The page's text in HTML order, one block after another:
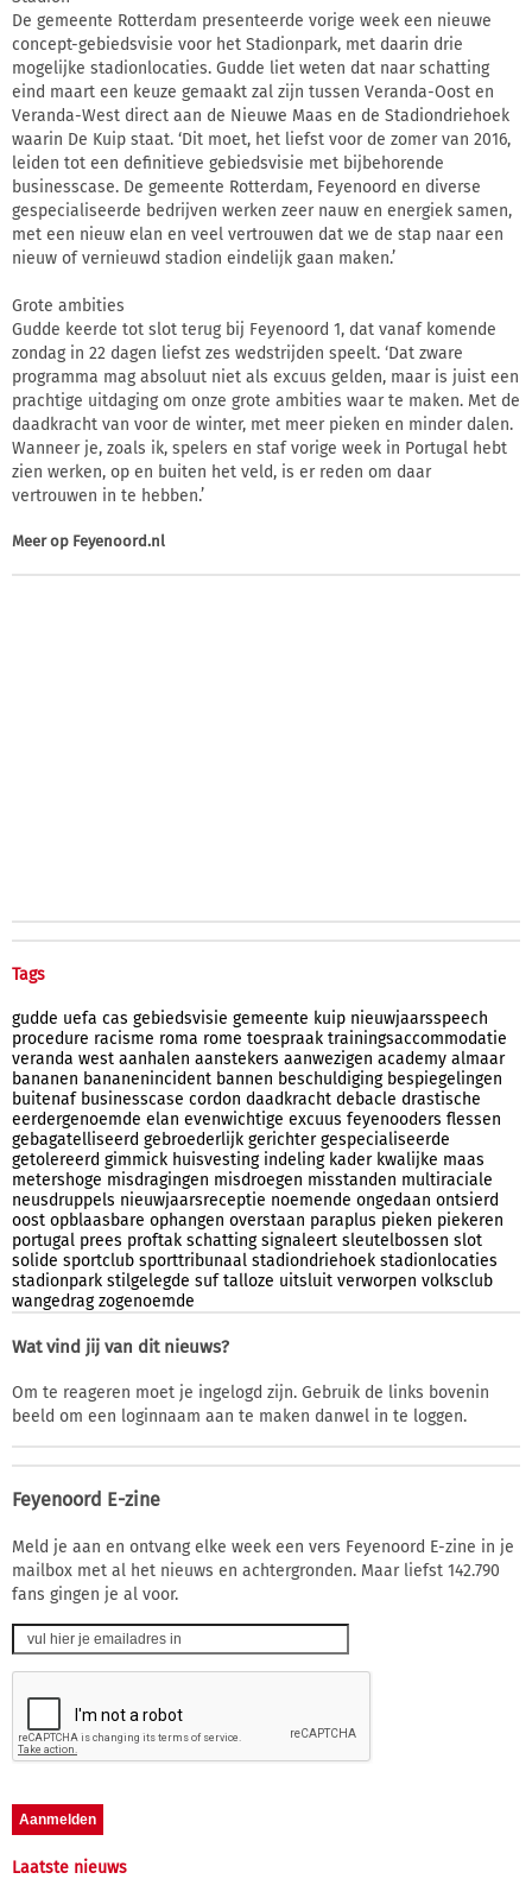
De gemeente Rotterdam presenteerde vorige week een nieuwe
concept-gebiedsvisie voor het Stadionpark, met daarin drie
mogelijke stadionlocaties. Gudde liet weten dat naar schatting
eind maart een keuze gemaakt zal zijn tussen Veranda-Oost en
Veranda-West direct aan de Nieuwe Maas en de Stadiondriehoek
waarin De Kuip staat. ‘Dit moet, het liefst voor de zomer van 2016,
leiden tot een definitieve gebiedsvisie met bijbehorende
businesscase. De gemeente Rotterdam, Feyenoord en diverse
gespecialiseerde bedrijven werken zeer nauw en energiek samen,
met een nieuw elan en veel vertrouwen dat we de stap naar een
nieuw of vernieuwd stadion eindelijk gaan maken.’
Grote ambities
Gudde keerde tot slot terug bij Feyenoord 1, dat vanaf komende
zondag in 22 dagen liefst zes wedstrijden speelt. ‘Dat zware
programma mag absoluut niet als excuus gelden, maar is juist een
prachtige uitdaging om onze grote ambities waar te maken. Met de
daadkracht van voor de winter, met meer pieken en minder dalen.
Wanneer je, zoals ik, spelers en staf vorige week in Portugal hebt
zien werken, op en buiten het veld, is er reden om daar
vertrouwen in te hebben.’
Meer op Feyenoord.nl
Tags
gudde uefa cas gebiedsvisie gemeente kuip nieuwjaarsspeech
procedure racisme roma rome toespraak trainingsaccommodatie
veranda west aanhalen aanstekers aanwezigen academy almaar
bananen bananenincident bannen beschuldiging bespiegelingen
buitenaf businesscase cordon daadkracht debacle drastische
eerdergenoemde elan evenwichtige excuus feyenooders flessen
gebagatelliseerd gebroederlijk gerichter gespecialiseerde
getolereerd gimmick huisvesting indeling kader kwalijke maas
metershoge misdragingen misdroegen misstanden multiraciale
neusdruppels nieuwjaarsreceptie noemende ongedaan ontsierd
oost opblaasbare ophangen overstaan paraplus pieken piekeren
portugal prees proftak schatting signaleert sleutelbossen slot
solide sportclub sporttribunaal stadiondriehoek stadionlocaties
stadionpark stilgelegde suf talloze uitsluit verworpen volksclub
wangedrag zogenoemde
Wat vind jij van dit nieuws?
Om te reageren moet je ingelogd zijn. Gebruik de links bovenin
beeld om een loginnaam aan te maken danwel in te loggen.
Feyenoord E-zine
Meld je aan en ontvang elke week een vers Feyenoord E-zine in je
mailbox met al het nieuws en achtergronden. Maar liefst 142.790
fans gingen je al voor.
Laatste nieuws